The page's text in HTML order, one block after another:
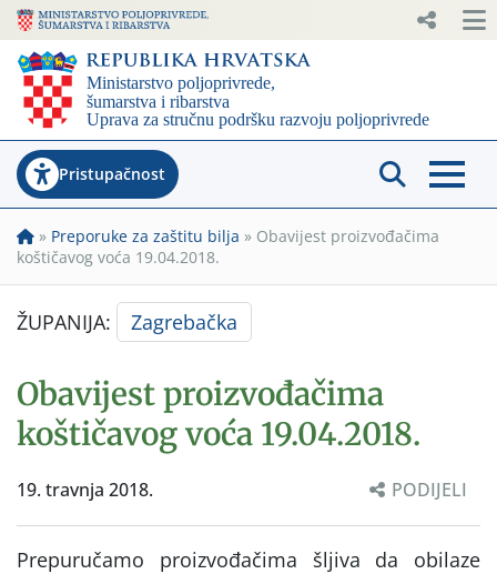
Pristupačnost
» Preporuke za zaštitu bilja » Obavijest proizvođačima
koštičavog voća 19.04.2018.
ŽUPANIJA: Zagrebačka
Obavijest proizvođačima
koštičavog voća 19.04.2018.
19. travnja 2018. PODIJELI
Prepuručamo proizvođačima šljiva da obilaze